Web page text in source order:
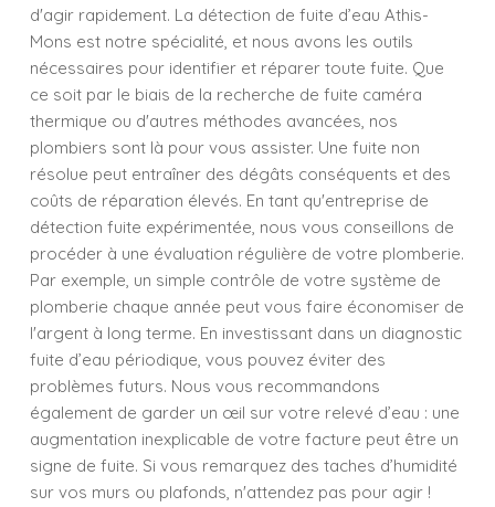
d'agir rapidement. La détection de fuite d’eau Athis-
Mons est notre spécialité, et nous avons les outils
nécessaires pour identifier et réparer toute fuite. Que
ce soit par le biais de la recherche de fuite caméra
thermique ou d'autres méthodes avancées, nos
plombiers sont là pour vous assister. Une fuite non
résolue peut entraîner des dégâts conséquents et des
coûts de réparation élevés. En tant qu'entreprise de
détection fuite expérimentée, nous vous conseillons de
procéder à une évaluation régulière de votre plomberie.
Par exemple, un simple contrôle de votre système de
plomberie chaque année peut vous faire économiser de
l'argent à long terme. En investissant dans un diagnostic
fuite d’eau périodique, vous pouvez éviter des
problèmes futurs. Nous vous recommandons
également de garder un œil sur votre relevé d’eau : une
augmentation inexplicable de votre facture peut être un
signe de fuite. Si vous remarquez des taches d’humidité
sur vos murs ou plafonds, n'attendez pas pour agir !